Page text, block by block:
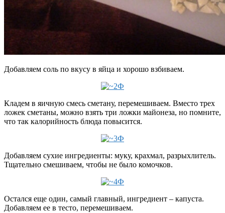
Добавляем соль по вкусу в яйца и хорошо взбиваем.
Кладем в яичную смесь сметану, перемешиваем. Вместо трех
ложек сметаны, можно взять три ложки майонеза, но помните,
что так калорийность блюда повысится.
Добавляем сухие ингредиенты: муку, крахмал, разрыхлитель.
Тщательно смешиваем, чтобы не было комочков.
Остался еще один, самый главный, ингредиент – капуста.
Добавляем ее в тесто, перемешиваем.